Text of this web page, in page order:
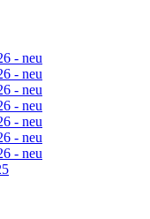
- neu
- neu
- neu
- neu
- neu
- neu
- neu